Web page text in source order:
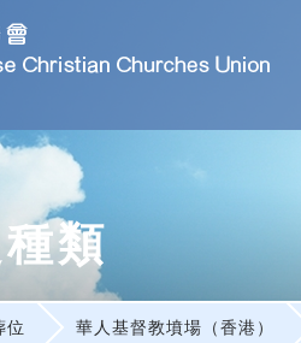
類
位 華人基督教墳場（香港）